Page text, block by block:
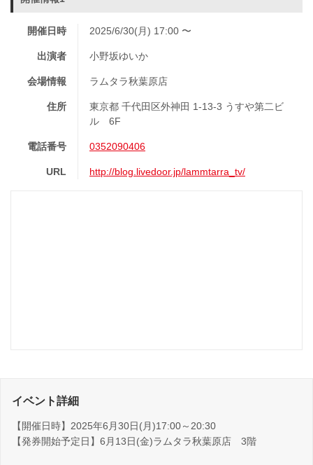
開催日時 2025/6/30(月) 17:00 〜
出演者 小野坂ゆいか
会場情報 ラムタラ秋葉原店
住所
東京都 千代田区外神田 1-13-3 うすや第二ビ
ル 6F
電話番号 0352090406
URL http://blog.livedoor.jp/lammtarra_tv/
イベント詳細
【開催日時】2025年6月30日(月)17:00～20:30
【発券開始予定日】6月13日(金)ラムタラ秋葉原店 3階